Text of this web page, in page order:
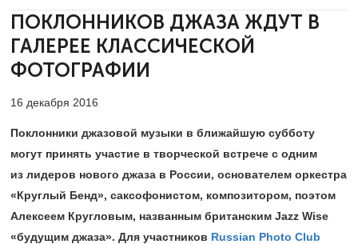
ПОКЛОННИКОВ ДЖАЗА ЖДУТ В
ГАЛЕРЕЕ КЛАССИЧЕСКОЙ
ФОТОГРАФИИ
16 декабря 2016
Поклонники джазовой музыки в ближайшую субботу
могут принять участие в творческой встрече с одним
из лидеров нового джаза в России, основателем оркестра
«Круглый Бенд», саксофонистом, композитором, поэтом
Алексеем Кругловым, названным британским Jazz Wise
«будущим джаза». Для участников Russian Photo Club